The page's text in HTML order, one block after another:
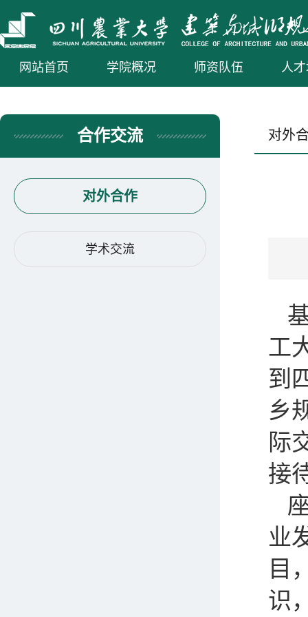
网站首页 学院概况 师资队伍 人
合作交流
对外合作
学术交流
对外
工
到
乡
际
接
业
目
识